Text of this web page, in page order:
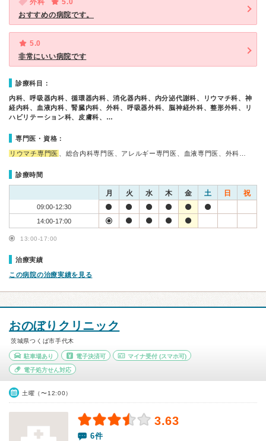
外科
5.0
おすすめの病院です。
5.0
非常にいい病院です
診療科目：
内科、呼吸器内科、循環器内科、消化器内科、内分泌代謝科、リウマチ科、神
経内科、血液内科、腎臓内科、外科、呼吸器外科、脳神経外科、整形外科、リ
ハビリテーション科、皮膚科、…
専門医・資格：
リウマチ専門医 、総合内科専門医、アレルギー専門医、血液専門医、外科…
診療時間
月 火 水 木 金 土 日 祝
09:00-12:30
14:00-17:00
13:00-17:00
治療実績
この病院の治療実績を見る
おのぼりクリニック
茨城県つくば市手代木
駐車場あり 電子決済可 マイナ受付 (スマホ可)
電子処方せん対応
土曜（〜12:00）
3.63
6件